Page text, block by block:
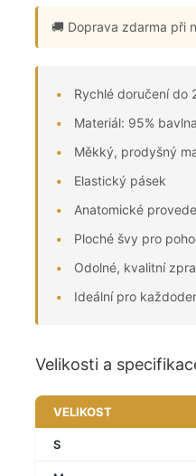
🚚 Doprava zdarma při
Rychlé doručení do
Materiál: 95%
Měkký, prodyšný
Elastický pásek
Anatomické
Ploché švy pro
Odolné, kvalitní
Ideální pro
Velikosti a
VELIKOST
S